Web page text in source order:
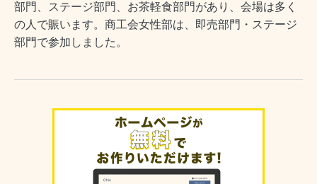
部門、ステージ部門、お茶軽食部門があり、会場は多く
の人で賑います。 商工会女性部は、即売部門・ステージ
部門で参加しました。